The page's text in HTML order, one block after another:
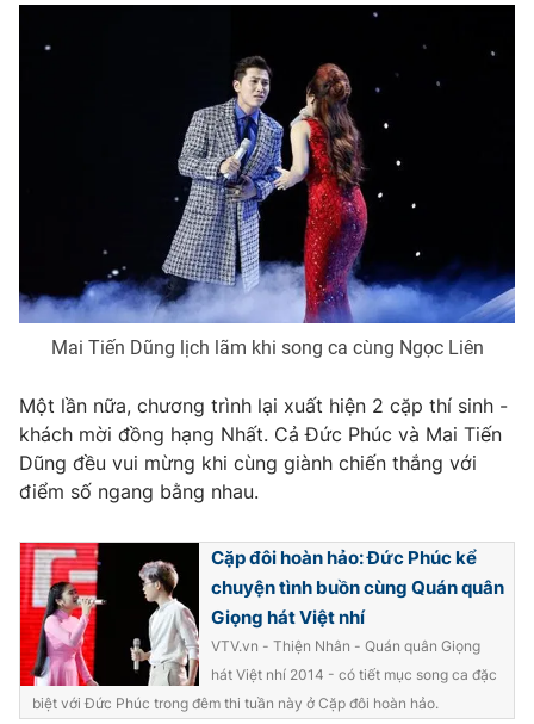
Mai Tiến Dũng lịch lãm khi song ca cùng Ngọc Liên
Một lần nữa, chương trình lại xuất hiện 2 cặp thí sinh -
khách mời đồng hạng Nhất. Cả Đức Phúc và Mai Tiến
Dũng đều vui mừng khi cùng giành chiến thắng với
điểm số ngang bằng nhau.
Cặp đôi hoàn hảo: Đức Phúc kể
chuyện tình buồn cùng Quán quân
Giọng hát Việt nhí
VTV.vn - Thiện Nhân - Quán quân Giọng
hát Việt nhí 2014 - có tiết mục song ca đặc
biệt với Đức Phúc trong đêm thi tuần này ở Cặp đôi hoàn hảo.